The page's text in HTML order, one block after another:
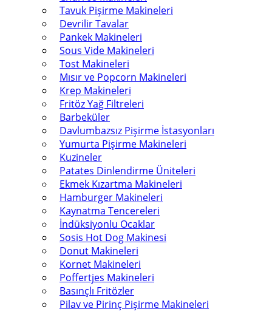
Tavuk Pişirme Makineleri
Devrilir Tavalar
Pankek Makineleri
Sous Vide Makineleri
Tost Makineleri
Mısır ve Popcorn Makineleri
Krep Makineleri
Fritöz Yağ Filtreleri
Barbeküler
Davlumbazsız Pişirme İstasyonları
Yumurta Pişirme Makineleri
Kuzineler
Patates Dinlendirme Üniteleri
Ekmek Kızartma Makineleri
Hamburger Makineleri
Kaynatma Tencereleri
İndüksiyonlu Ocaklar
Sosis Hot Dog Makinesi
Donut Makineleri
Kornet Makineleri
Poffertjes Makineleri
Basınçlı Fritözler
Pilav ve Pirinç Pişirme Makineleri